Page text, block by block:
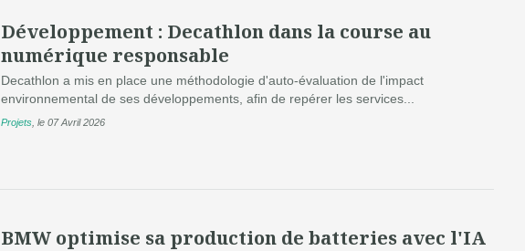
Développement : Decathlon dans la course au
numérique responsable
Decathlon a mis en place une méthodologie d'auto-évaluation de l'impact
environnemental de ses développements, afin de repérer les services...
Projets le 07 Avril 2026
BMW optimise sa production de batteries avec l'IA